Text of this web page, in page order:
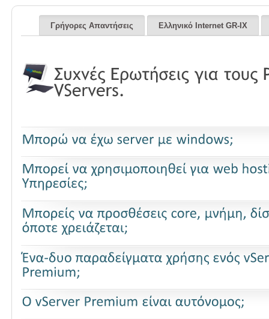
Γρήγορες Απαντήσεις Ελληνικό Internet GR-IX